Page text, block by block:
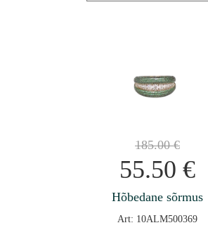
185.00€
55.50 €
Hõbedane sõrmus
Art: 10ALM500369